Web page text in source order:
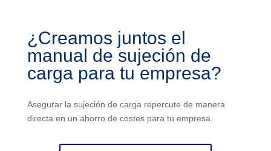
¿Creamos juntos el
manual de sujeción de
carga para tu empresa?
Asegurar la sujeción de carga repercute de manera
directa en un ahorro de costes para tu empresa.